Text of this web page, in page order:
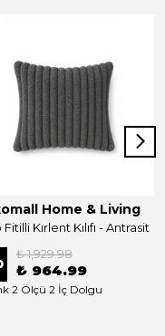
Home & Living
Fitilli Kırlent Kılıfı - Antrasit
₺ 1,929.98
₺ 964.99
2 Ölçü 2 İç Dolgu